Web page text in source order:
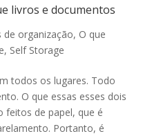
livros e documentos
de organização, O que
, Self Storage
todos os lugares. Todo
O que essas esses dois
feitos de papel, que é
Portanto, é